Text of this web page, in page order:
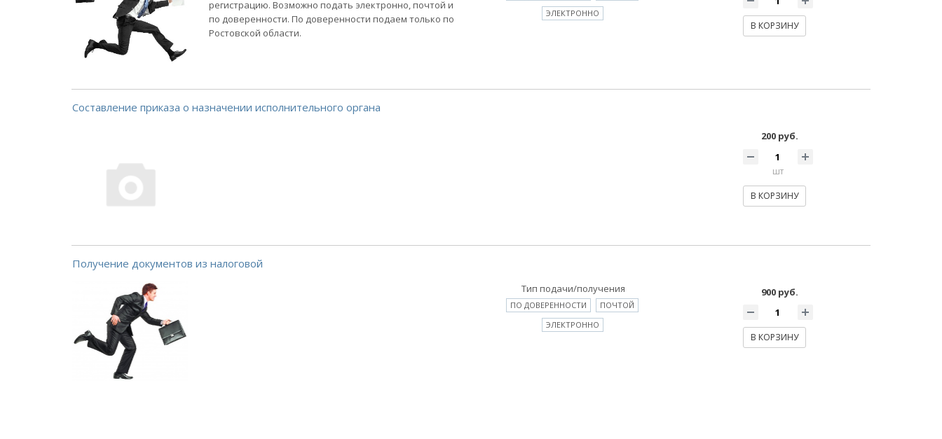
регистрацию. Возможно подать электронно, почтой и
по доверенности. По доверенности подаем только по
Ростовской области.
ЭЛЕКТРОННО
В КОРЗИНУ
Составление приказа о назначении исполнительного органа
200 руб.
шт
В КОРЗИНУ
Получение документов из налоговой
Тип подачи/получения
ПО ДОВЕРЕННОСТИ
ПОЧТОЙ
ЭЛЕКТРОННО
900 руб.
В КОРЗИНУ